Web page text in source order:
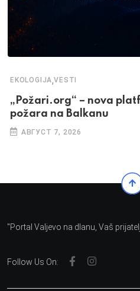
EKOLOGIJA,VESTI
„Požari.org“ – nova
požara na Balkanu
АВГУСТ 7, 2026
"Portal Valjevo na dlanu, Vaš
Follow Us On: